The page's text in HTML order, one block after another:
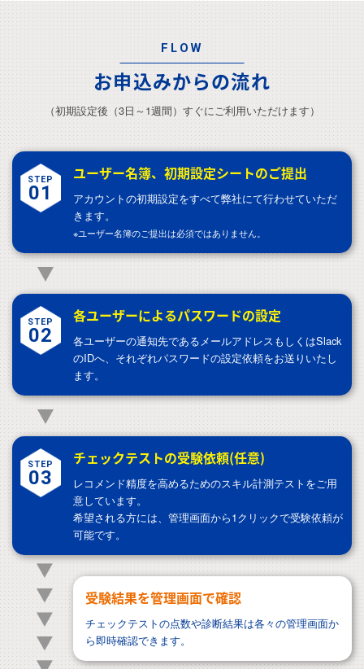
FLOW
お申込みからの流れ
（初期設定後（3日～1週間）すぐにご利用いただけます）
STEP
01
ユーザー名簿、初期設定シートのご提出
アカウントの初期設定をすべて弊社にて行わせていただ
きます。
※ユーザー名簿のご提出は必須ではありません。
STEP
02
各ユーザーによるパスワードの設定
各ユーザーの通知先であるメールアドレスもしくはSlack
のIDへ、 それぞれパスワードの設定依頼をお送りいたし
ます。
STEP
03
チェックテストの受験依頼(任意)
レコメンド精度を高めるためのスキル計測テストをご用
意しています。
希望される方には、管理画面から1クリックで受験依頼が
可能です。
受験結果を管理画面で確認
チェックテストの点数や診断結果は各々の管理画面か
ら即時確認できます。